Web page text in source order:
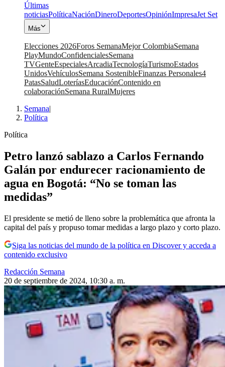
Últimas
noticiasPolíticaNaciónDineroDeportesOpiniónImpresaJet Set
Más
Elecciones 2026Foros SemanaMejor ColombiaSemana
PlayMundoConfidencialesSemana
TVGenteEspecialesArcadiaTecnologíaTurismoEstados
UnidosVehículosSemana SostenibleFinanzas Personales4
PatasSaludLoteríasEducaciónContenido en
colaboraciónSemana RuralMujeres
Semana|
Política
Política
Petro lanzó sablazo a Carlos Fernando
Galán por endurecer racionamiento de
agua en Bogotá: “No se toman las
medidas”
El presidente se metió de lleno sobre la problemática que afronta la
capital del país y propuso tomar medidas a largo plazo y corto plazo.
Siga las noticias del mundo de la política en Discover y acceda a
contenido exclusivo
Redacción Semana
20 de septiembre de 2024, 10:30 a. m.